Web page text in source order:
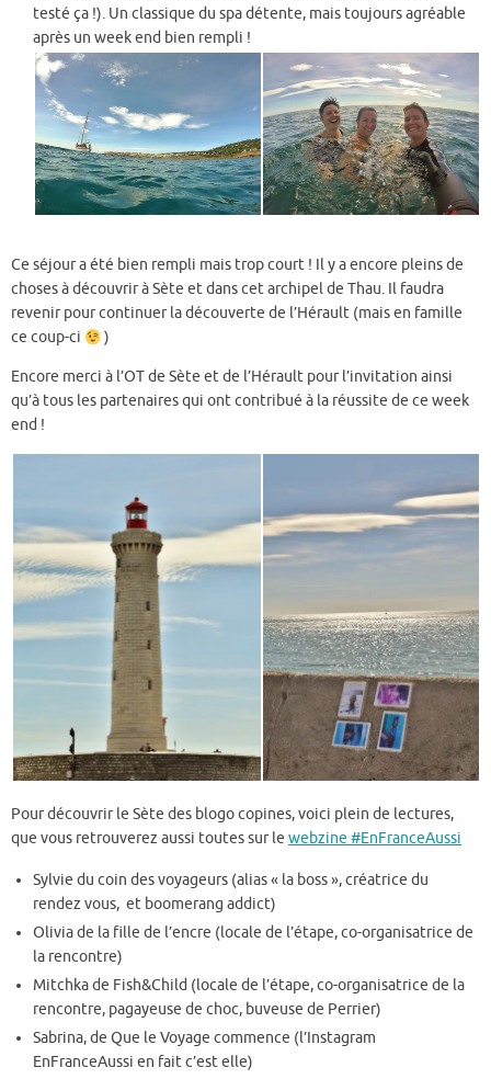
testé ça !). Un classique du spa détente, mais toujours agréable
après un week end bien rempli !
Ce séjour a été bien rempli mais trop court ! Il y a encore pleins de
choses à découvrir à Sète et dans cet archipel de Thau. Il faudra
revenir pour continuer la découverte de l’Hérault (mais en famille
ce coup-ci
)
Encore merci à l’OT de Sète et de l’Hérault pour l’invitation ainsi
qu’à tous les partenaires qui ont contribué à la réussite de ce week
end !
Pour découvrir le Sète des blogo copines, voici plein de lectures,
que vous retrouverez aussi toutes sur le webzine #EnFranceAussi
Sylvie du coin des voyageurs (alias « la boss », créatrice du
rendez vous, et boomerang addict)
Olivia de la fille de l’encre (locale de l’étape, co-organisatrice de
la rencontre)
Mitchka de Fish&Child (locale de l’étape, co-organisatrice de la
rencontre, pagayeuse de choc, buveuse de Perrier)
Sabrina, de Que le Voyage commence (l’Instagram
EnFranceAussi en fait c’est elle)